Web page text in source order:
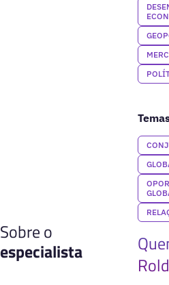
Sobre o
especialista